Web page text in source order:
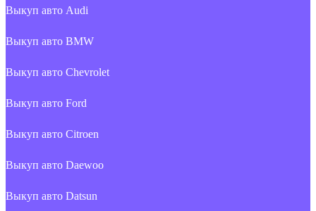
Выкуп авто Audi
Выкуп авто BMW
Выкуп авто Chevrolet
Выкуп авто Ford
Выкуп авто Citroen
Выкуп авто Daewoo
Выкуп авто Datsun